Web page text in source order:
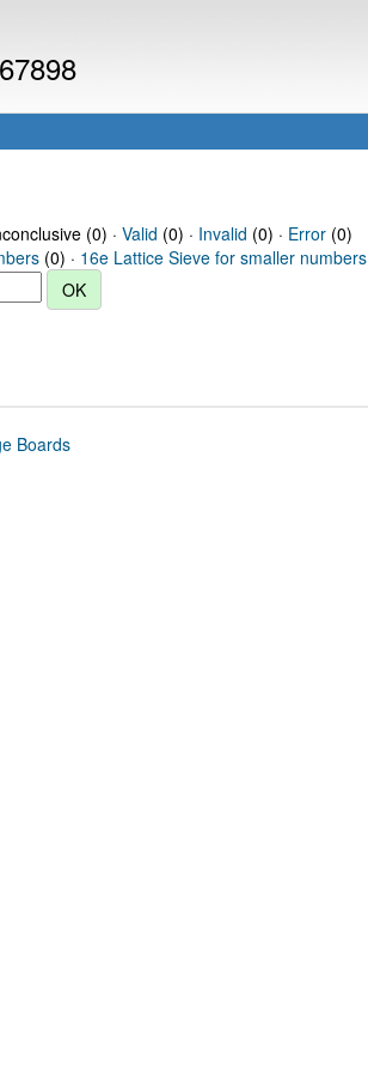
(0) · Valid (0) · Invalid (0) · Error(0)
(0) · 16e Lattice Sieve for smaller numbers
Boards